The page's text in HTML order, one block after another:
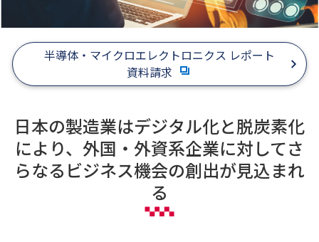
半導体・マイクロエレクトロニクス レポート
資料請求
日本の製造業はデジタル化と脱炭素化
により、外国・外資系企業に対してさ
らなるビジネス機会の創出が見込まれ
る